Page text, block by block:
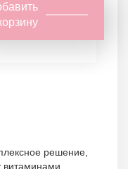
решение,